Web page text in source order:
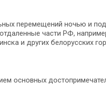
перемещений ночью и
части РФ,
и других белорусских
основных